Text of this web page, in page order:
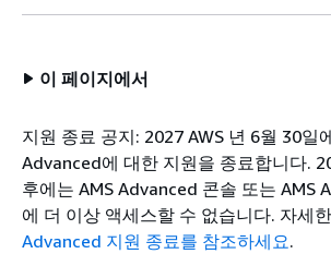
이 페이지에서
지원 종료 공지: 2027 AWS 년 6월 30일
Advanced에 대한 지원을 종료합니다.
후에는 AMS Advanced 콘솔 또는 AMS
에 더 이상 액세스할 수 없습니다. 자세
Advanced 지원 종료를 참조하세요.